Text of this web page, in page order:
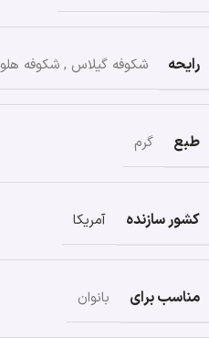
رایحه شکوفه گیلاس , شکوفه هلو
طبع گرم
کشور سازنده آمریکا
مناسب برای بانوان